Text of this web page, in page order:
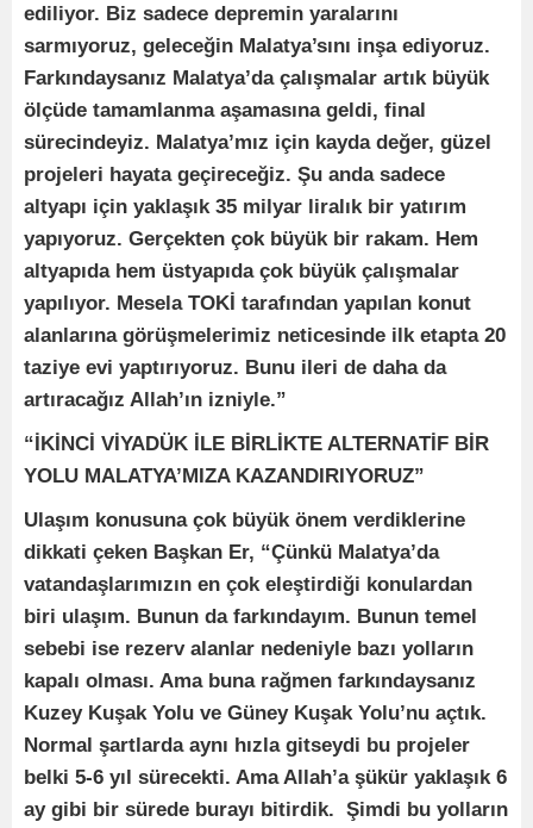
ediliyor. Biz sadece depremin yaralarını
sarmıyoruz, geleceğin Malatya’sını inşa ediyoruz.
Farkındaysanız Malatya’da çalışmalar artık büyük
ölçüde tamamlanma aşamasına geldi, final
sürecindeyiz. Malatya’mız için kayda değer, güzel
projeleri hayata geçireceğiz. Şu anda sadece
altyapı için yaklaşık 35 milyar liralık bir yatırım
yapıyoruz. Gerçekten çok büyük bir rakam. Hem
altyapıda hem üstyapıda çok büyük çalışmalar
yapılıyor. Mesela TOKİ tarafından yapılan konut
alanlarına görüşmelerimiz neticesinde ilk etapta 20
taziye evi yaptırıyoruz. Bunu ileri de daha da
artıracağız Allah’ın izniyle.”
“İKİNCİ VİYADÜK İLE BİRLİKTE ALTERNATİF BİR
YOLU MALATYA’MIZA KAZANDIRIYORUZ”
Ulaşım konusuna çok büyük önem verdiklerine
dikkati çeken Başkan Er, “Çünkü Malatya’da
vatandaşlarımızın en çok eleştirdiği konulardan
biri ulaşım. Bunun da farkındayım. Bunun temel
sebebi ise rezerv alanlar nedeniyle bazı yolların
kapalı olması. Ama buna rağmen farkındaysanız
Kuzey Kuşak Yolu ve Güney Kuşak Yolu’nu açtık.
Normal şartlarda aynı hızla gitseydi bu projeler
belki 5-6 yıl sürecekti. Ama Allah’a şükür yaklaşık 6
ay gibi bir sürede burayı bitirdik. Şimdi bu yolların